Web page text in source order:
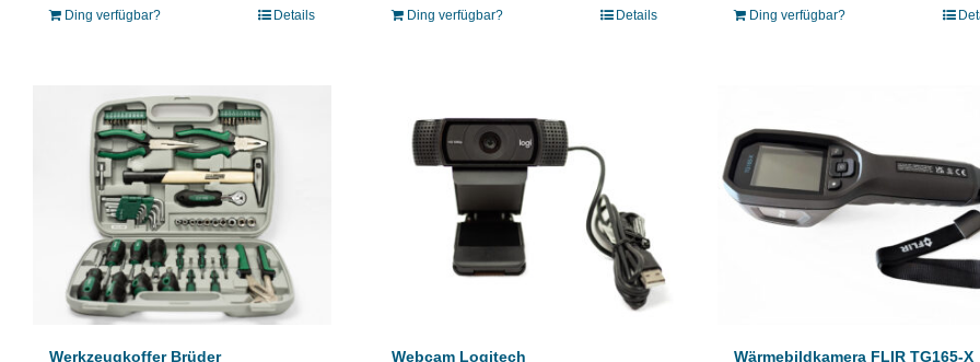
Ding verfügbar? Details Ding verfügbar? Details Ding verfügbar?
Werkzeugkoffer Brüder
Webcam Logitech Wärmebildkamera FLIR TG165-X